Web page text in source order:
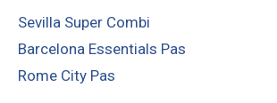
Sevilla Super Combi
Barcelona Essentials Pas
Rome City Pas